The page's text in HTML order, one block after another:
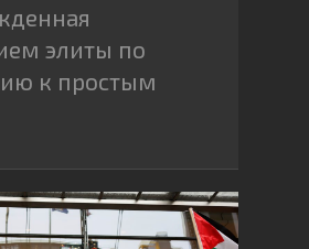
элиты по
к простым